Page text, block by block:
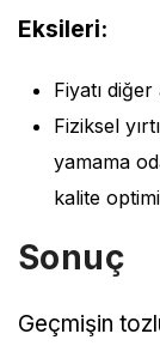
Eksileri:
Fiyatı
Fiziksel
yamama
kalite
Sonuç
Geçmişin